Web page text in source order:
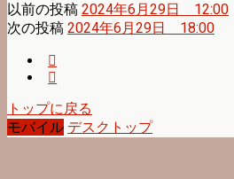
以前の投稿 2024年6月29日 12:00
次の投稿 2024年6月29日 18:00
トップに戻る
モバイル デスクトップ